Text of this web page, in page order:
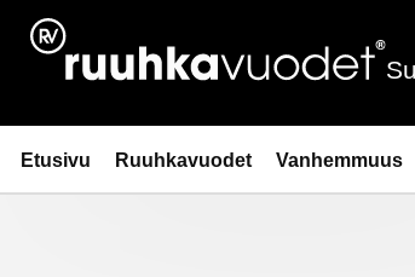
Siirry
sisältöön
Ruuhkavuodet.fi
Etusivu Ruuhkavuodet Vanhemmuus